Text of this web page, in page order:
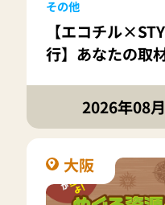
その他
【エコチル
行】あなたの取
記事を応募した
にやさしい
セットをプレゼ
2026年08
大阪